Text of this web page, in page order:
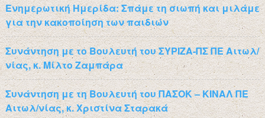
Ενημερωτική Ημερίδα: Σπάμε τη σιωπή και μιλάμε
για την κακοποίηση των παιδιών
Συνάντηση με το Βουλευτή του ΣΥΡΙΖΑ-ΠΣ ΠΕ Αιτωλ/
νίας, κ. Μίλτο Ζαμπάρα
Συνάντηση με τη Βουλευτή του ΠΑΣΟΚ – ΚΙΝΑΛ ΠΕ
Αιτωλ/νίας, κ. Χριστίνα Σταρακά